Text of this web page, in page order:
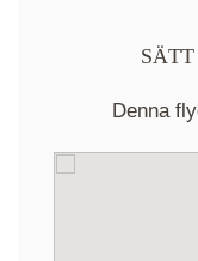
Denna